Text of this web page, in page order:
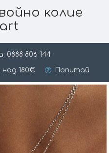
колие
0888 806 144
180€ Попитай